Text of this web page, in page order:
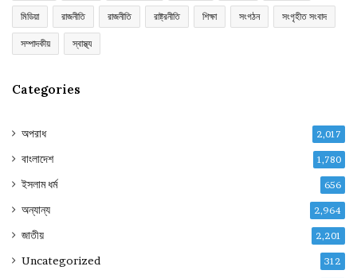
মিডিয়া রাজনীতি রাজনীতি রাষ্ট্রনীতি শিক্ষা সংগঠন সংগৃহীত সংবাদ
সম্পাদকীয় স্বাস্থ্য
Categories
অপরাধ 2,017
বাংলাদেশ 1,780
ইসলাম ধর্ম 656
অন্যান্য 2,964
জাতীয় 2,201
Uncategorized 312